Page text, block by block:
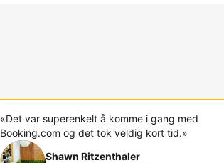
«Det var superenkelt å komme i gang med
Booking.com og det tok veldig kort tid.»
Shawn Ritzenthaler